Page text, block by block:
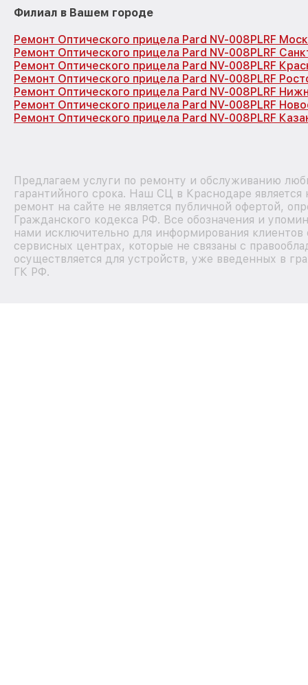
Филиал в Вашем городе
Ремонт Оптического прицела Pard NV-008PLRF
Ремонт Оптического прицела Pard NV-008PLRF
Ремонт Оптического прицела Pard NV-008PLRF
Ремонт Оптического прицела Pard NV-008PLRF
Ремонт Оптического прицела Pard NV-008PLRF
Ремонт Оптического прицела Pard NV-008PLRF
Ремонт Оптического прицела Pard NV-008PLRF
Предлагаем услуги по ремонту и обслуживанию
гарантийного срока. Наш СЦ в Краснодаре
ремонт на сайте не является публичной офертой,
Гражданского кодекса РФ. Все обозначения и
нами исключительно для информирования
сервисных центрах, которые не связаны с
осуществляется для устройств, уже введенных в
ГК РФ.